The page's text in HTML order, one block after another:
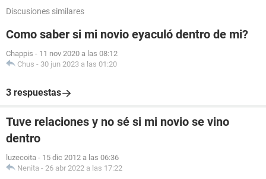
Discusiones similares
Como saber si mi novio eyaculó dentro de mi?
Chappis - 11 nov 2020 a las 08:12
Chus - 30 jun 2023 a las 01:20
3 respuestas
Tuve relaciones y no sé si mi novio se vino
dentro
luzecoita - 15 dic 2012 a las 06:36
Nenita - 26 abr 2022 a las 17:22